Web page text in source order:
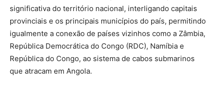
significativa do território nacional, interligando capitais
provinciais e os principais municípios do país, permitindo
igualmente a conexão de países vizinhos como a Zâmbia,
República Democrática do Congo (RDC), Namíbia e
República do Congo, ao sistema de cabos submarinos
que atracam em Angola.